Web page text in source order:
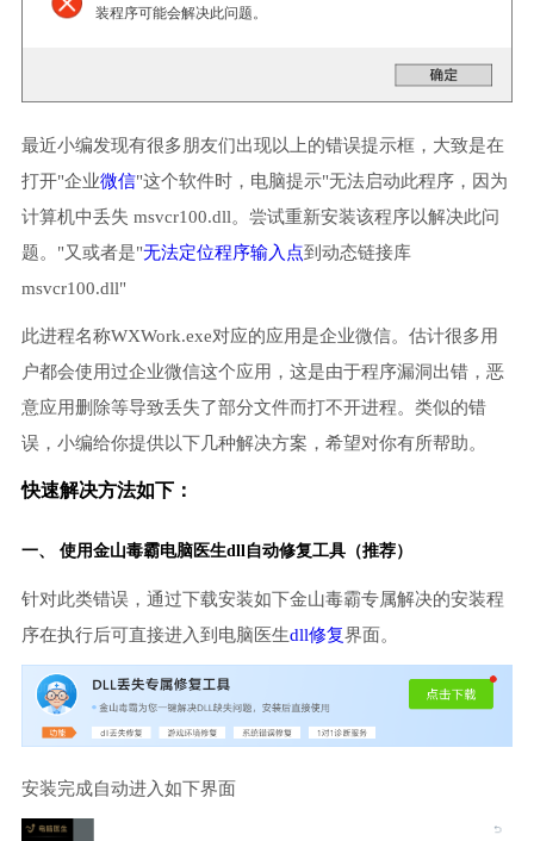
装程序可能会解决此问题。
最近小编发现有很多朋友们出现以上的错误提示框，大致是在
打开"企业微信"这个软件时，电脑提示"无法启动此程序，因为
计算机中丢失 msvcr100.dll。尝试重新安装该程序以解决此问
题。"又或者是"无法定位程序输入点到动态链接库
msvcr100.dll"
此进程名称WXWork.exe对应的应用是企业微信。估计很多用
户都会使用过企业微信这个应用，这是由于程序漏洞出错，恶
意应用删除等导致丢失了部分文件而打不开进程。类似的错
误，小编给你提供以下几种解决方案，希望对你有所帮助。
快速解决方法如下：
一、 使用金山毒霸电脑医生dll自动修复工具（推荐）
针对此类错误，通过下载安装如下金山毒霸专属解决的安装程
序在执行后可直接进入到电脑医生dll修复界面。
安装完成自动进入如下界面